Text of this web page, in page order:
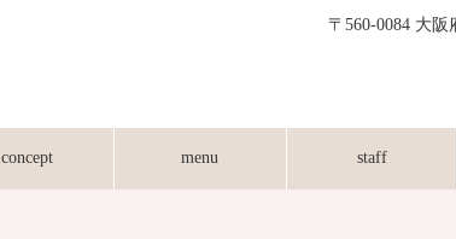
concept menu staff
〒560-0084 大